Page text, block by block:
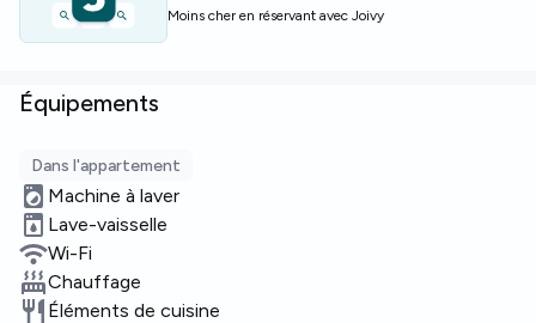
Places limitées — réservez votre visite rapidement !
Moins cher en réservant avec Joivy
Équipements
Dans l'appartement
Machine à laver
Lave-vaisselle
Wi-Fi
Chauffage
Éléments de cuisine